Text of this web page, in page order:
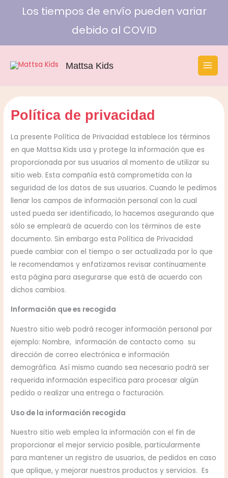
Los tiempos de envío pueden variar
debido al COVID
Mattsa Kids
Política de privacidad
La presente Política de Privacidad establece los términos
en que Mattsa Kids usa y protege la información que es
proporcionada por sus usuarios al momento de utilizar su
sitio web. Esta compañía está comprometida con la
seguridad de los datos de sus usuarios. Cuando le pedimos
llenar los campos de información personal con la cual
usted pueda ser identificado, lo hacemos asegurando que
sólo se empleará de acuerdo con los términos de este
documento. Sin embargo esta Política de Privacidad
puede cambiar con el tiempo o ser actualizada por lo que
le recomendamos y enfatizamos revisar continuamente
esta página para asegurarse que está de acuerdo con
dichos cambios.
Información que es recogida
Nuestro sitio web podrá recoger información personal por
ejemplo: Nombre, información de contacto como su
dirección de correo electrónica e información
demográfica. Así mismo cuando sea necesario podrá ser
requerida información específica para procesar algún
pedido o realizar una entrega o facturación.
Uso de la información recogida
Nuestro sitio web emplea la información con el fin de
proporcionar el mejor servicio posible, particularmente
para mantener un registro de usuarios, de pedidos en caso
que aplique, y mejorar nuestros productos y servicios. Es